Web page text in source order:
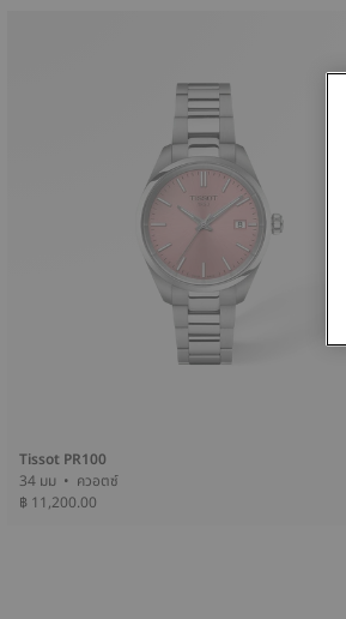
Tissot PR100
34 มม • ควอตซ์
฿ 11,200.00